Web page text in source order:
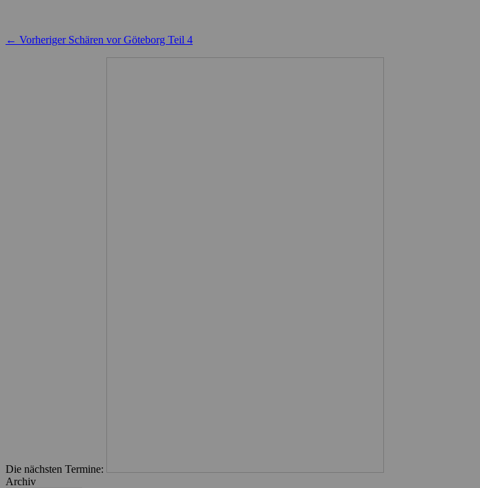
Beitragsnavigation
← Vorheriger Vorheriger
Schären vor Göteborg Teil 4
Die nächsten Termine:
Archiv